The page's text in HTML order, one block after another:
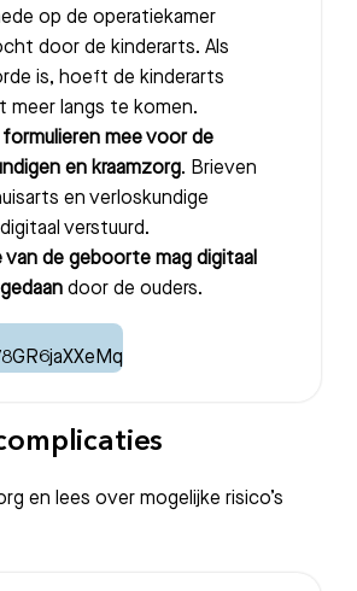
op de operatiekamer
door de kinderarts. Als
is, hoeft de kinderarts
meer langs te komen.
formulieren mee voor de
en kraamzorg. Brieven
en verloskundige
verstuurd.
van de geboorte mag digitaal
door de ouders.
en lees over mogelijke risico’s